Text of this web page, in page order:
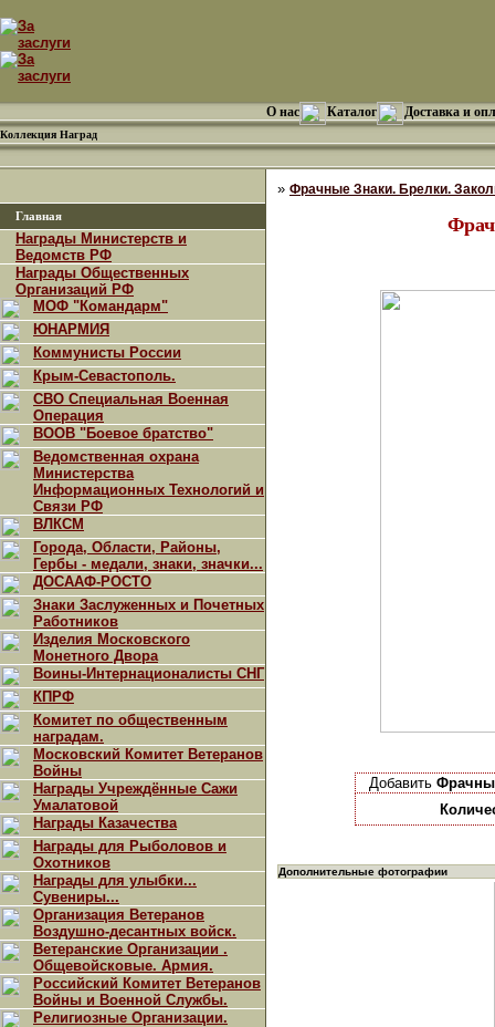
Коллекция Наград
О нас Каталог Доставка и
Главная
Награды Министерств и
Ведомств РФ
Награды Общественных
Организаций РФ
МОФ "Командарм"
ЮНАРМИЯ
Коммунисты России
Крым-Севастополь.
СВО Специальная Военная
Операция
ВООВ "Боевое братство"
Ведомственная охрана
Министерства
Информационных Технологий и
Связи РФ
ВЛКСМ
Города, Области, Районы,
Гербы - медали, знаки, значки...
ДОСААФ-РОСТО
Знаки Заслуженных и Почетных
Работников
Изделия Московского
Монетного Двора
Воины-Интернационалисты СНГ
КПРФ
Комитет по общественным
наградам.
Московский Комитет Ветеранов
Войны
Награды Учреждённые Сажи
Умалатовой
Награды Казачества
Награды для Рыболовов и
Охотников
Награды для улыбки...
Сувениры...
Организация Ветеранов
Воздушно-десантных войск.
Ветеранские Организации .
Общевойсковые. Армия.
Российский Комитет Ветеранов
Войны и Военной Службы.
Религиозные Организации.
» Фрачные Знаки. Брелки.
Добавить
Дополнительные фотографии